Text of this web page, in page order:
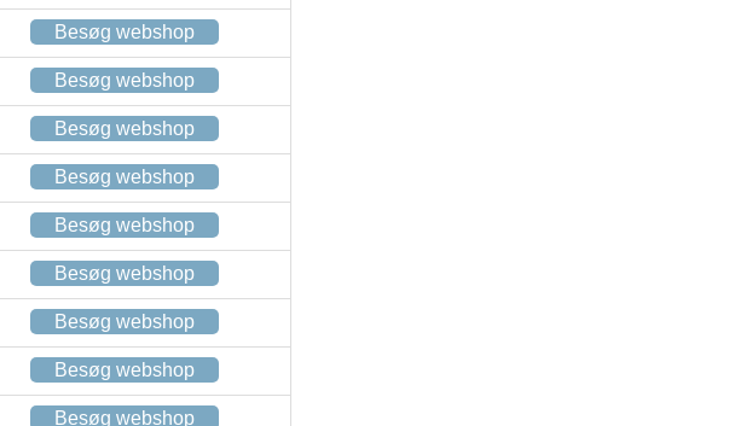
Besøg webshop
Besøg webshop
Besøg webshop
Besøg webshop
Besøg webshop
Besøg webshop
Besøg webshop
Besøg webshop
Besøg webshop